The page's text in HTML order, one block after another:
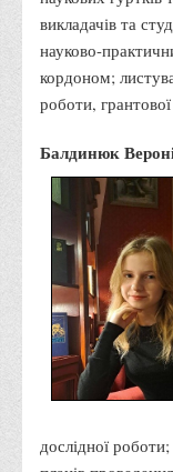
ТОП-20
ТОП-20
ТОП-20
ТОП-20
ТОП-20
ТОП-20
ТОП-20
ТОП-20
Вступнику
Чому варто
Перелік
викладачів та
науково-
кордоном;
роботи,
Балдинюк
дослідної